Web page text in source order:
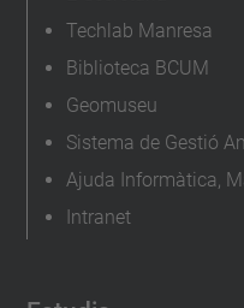
Techlab Manresa
Biblioteca BCUM
Geomuseu
Sistema de Gestió
Ajuda Informàtica,
Intranet